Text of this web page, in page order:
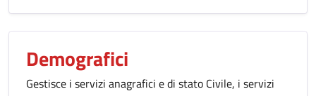
Demografici
Gestisce i servizi anagrafici e di stato Civile, i servizi